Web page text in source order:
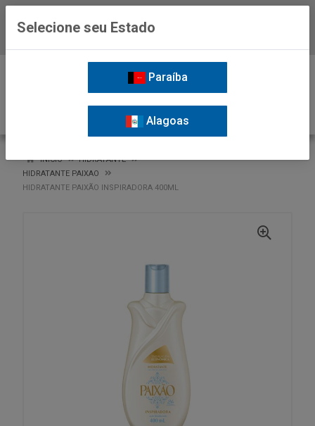
INÍCIO
HIDRATANTE
HIDRATANTE PAIXAO
HIDRATANTE PAIXÃO INSPIRADORA 400ML
Selecione seu Estado
Paraíba
Alagoas